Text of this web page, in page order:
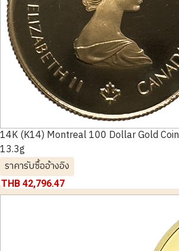
14K (K14) Montreal 100 Dollar Gold Coin
13.3g
ราคารับซื้ออ้างอิง
THB 42,796.47